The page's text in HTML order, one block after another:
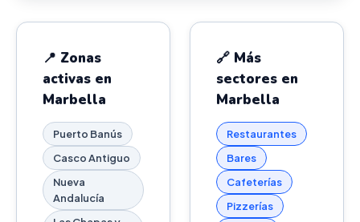
📍 Zonas
activas en
Marbella
Puerto Banús
Casco Antiguo
Nueva
Andalucía
🔗 Más
sectores en
Marbella
Restaurantes
Bares
Cafeterías
Pizzerías